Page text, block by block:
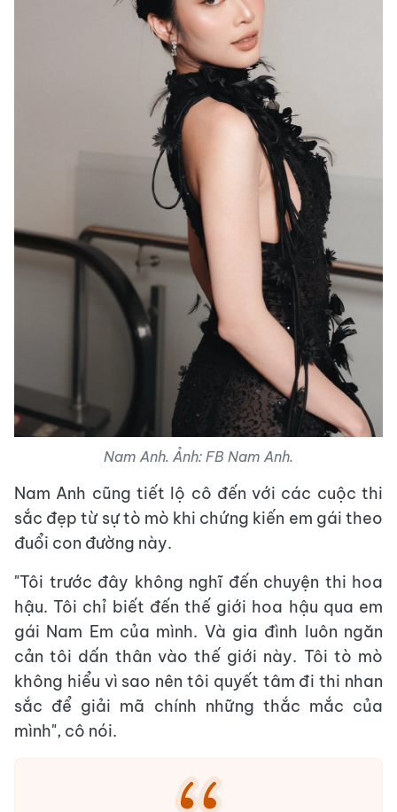
Nam Anh. Ảnh: FB Nam Anh.
Nam Anh cũng tiết lộ cô đến với các cuộc thi
sắc đẹp từ sự tò mò khi chứng kiến em gái theo
đuổi con đường này.
"Tôi trước đây không nghĩ đến chuyện thi hoa
hậu. Tôi chỉ biết đến thế giới hoa hậu qua em
gái Nam Em của mình. Và gia đình luôn ngăn
cản tôi dấn thân vào thế giới này. Tôi tò mò
không hiểu vì sao nên tôi quyết tâm đi thi nhan
sắc để giải mã chính những thắc mắc của
mình", cô nói.